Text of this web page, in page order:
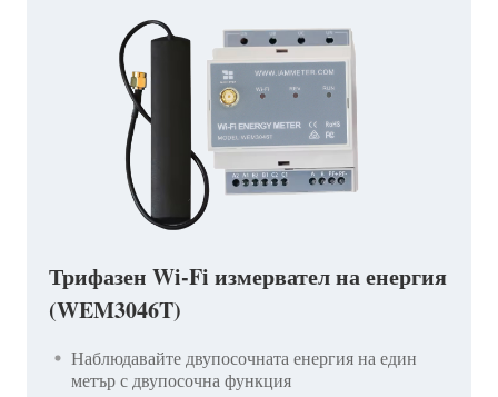
Трифазен Wi-Fi измервател на енергия
(WEM3046T)
Наблюдавайте двупосочната енергия на един
метър с двупосочна функция